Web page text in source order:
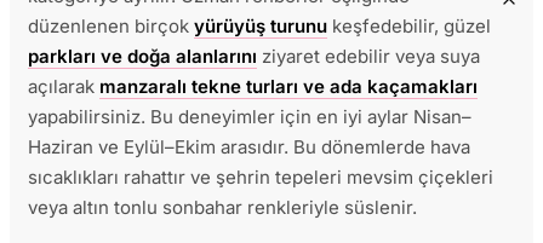
düzenlenen birçok yürüyüş turunu keşfedebilir, güzel
parkları ve doğa alanlarını ziyaret edebilir veya suya
açılarak manzaralı tekne turları ve ada kaçamakları
yapabilirsiniz. Bu deneyimler için en iyi aylar Nisan–
Haziran ve Eylül–Ekim arasıdır. Bu dönemlerde hava
sıcaklıkları rahattır ve şehrin tepeleri mevsim çiçekleri
veya altın tonlu sonbahar renkleriyle süslenir.